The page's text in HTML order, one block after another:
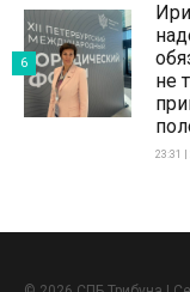
не
23:31 |
6